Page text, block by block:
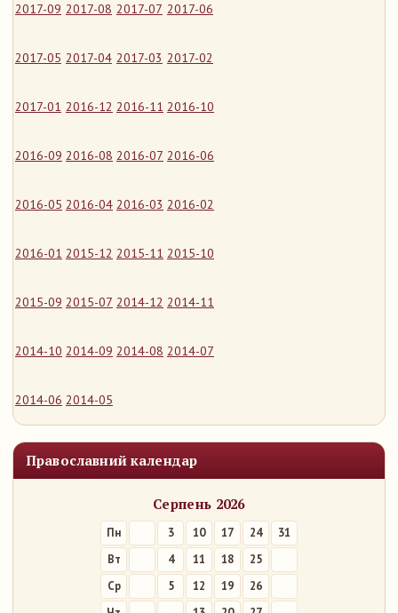
2017-09 2017-08 2017-07 2017-06
2017-05 2017-04 2017-03 2017-02
2017-01 2016-12 2016-11 2016-10
2016-09 2016-08 2016-07 2016-06
2016-05 2016-04 2016-03 2016-02
2016-01 2015-12 2015-11 2015-10
2015-09 2015-07 2014-12 2014-11
2014-10 2014-09 2014-08 2014-07
2014-06 2014-05
Православний календар
Серпень 2026
Пн 3 10 17 24
31
Вт
4 11 18
25
Ср
5 12 19
26